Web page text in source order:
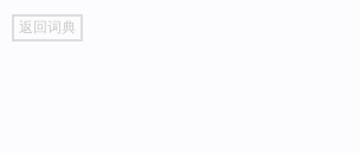
go
top
返回词典